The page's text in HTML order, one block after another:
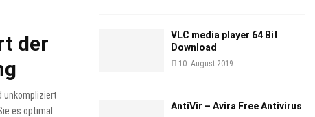
der
unkompliziert
es optimal
VLC media player 64 Bit
Download
10. August 2019
AntiVir – Avira Free Antivirus